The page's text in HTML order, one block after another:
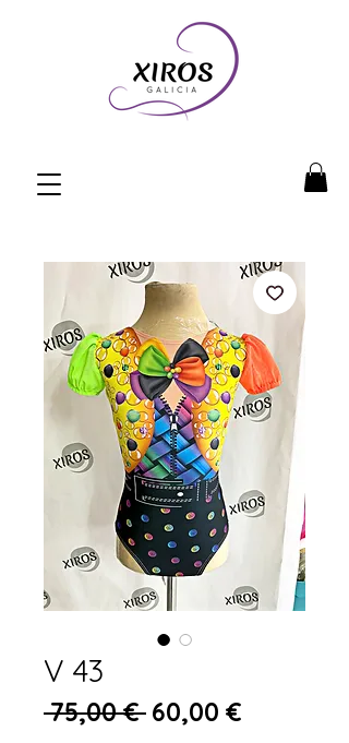
V 43
75,00 € Prezzo regolare
60,00 €